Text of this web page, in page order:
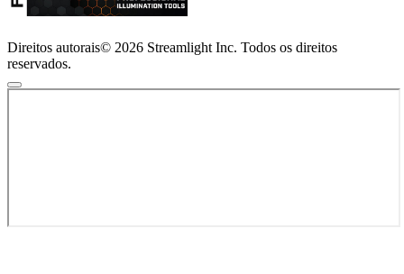
Direitos autorais© 2026 Streamlight Inc. Todos os direitos
reservados.